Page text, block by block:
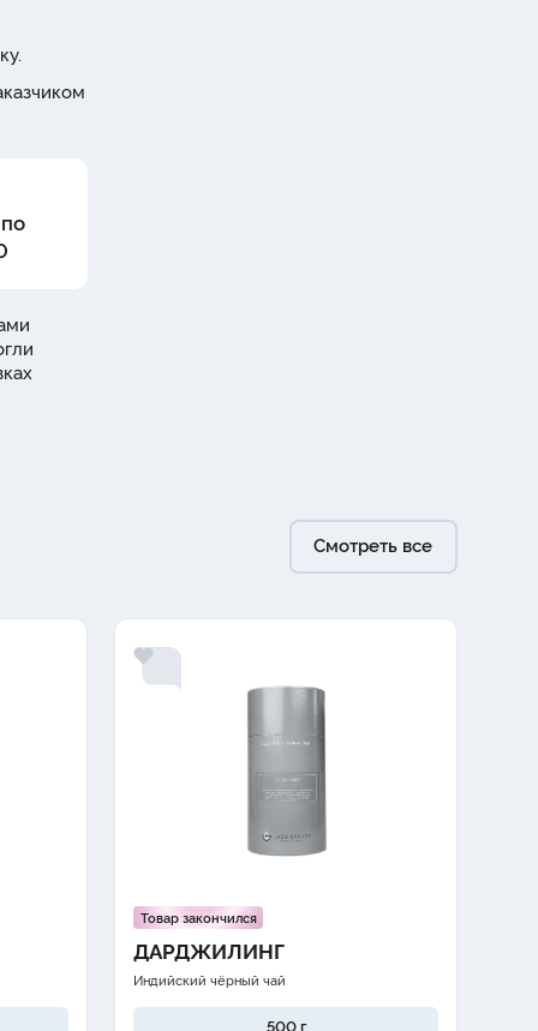
Смотреть все
Товар закончился
ДАРДЖИЛИНГ
Индийский чёрный чай
500 г